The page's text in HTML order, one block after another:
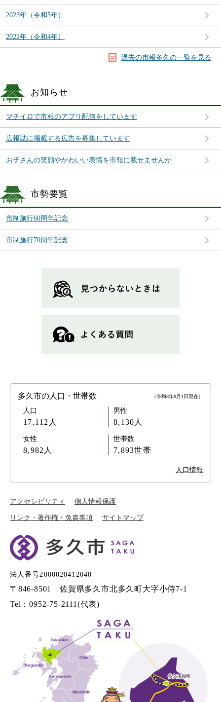
2023年（令和5年）
2022年（令和4年）
過去の市報多久の一覧を見る
お知らせ
マチイロで市報のアプリ配信をしています
広報誌に掲載する広告を募集しています
お子さんの笑顔やかわいい表情を市報に載せませんか
市勢要覧
市制施行60周年記念
市制施行70周年記念
多久市の人口・世帯数 （令和8年8月1日現在）
人口
17,112人
男性
8,130人
女性
8,982人
世帯数
7,893世帯
人口情報
アクセシビリティ 個人情報保護
リンク・著作権・免責事項 サイトマップ
法人番号2000020412040
〒846-8501 佐賀県多久市北多久町大字小侍7-1
Tel：0952-75-2111(代表)